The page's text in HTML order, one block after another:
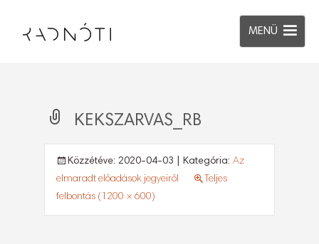
MENÜ
KEKSZARVAS_RB
Közzétéve: 2020-04-03 | Kategória: Az
elmaradt előadások jegyeiről
Teljes
felbontás (1200 × 600)